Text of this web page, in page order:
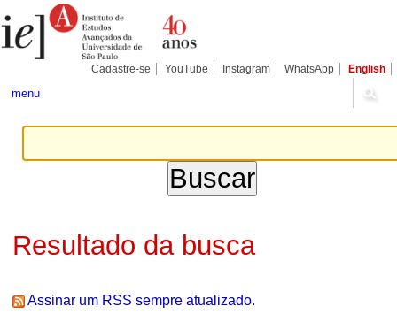
para
conteúdo.
Pessoais
Cadastre-se YouTube Instagram WhatsApp English
menu
Resultado da busca
Assinar um RSS sempre atualizado.